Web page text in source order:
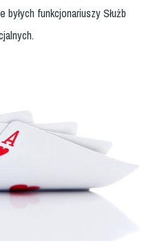
funkcjonariuszy Służb